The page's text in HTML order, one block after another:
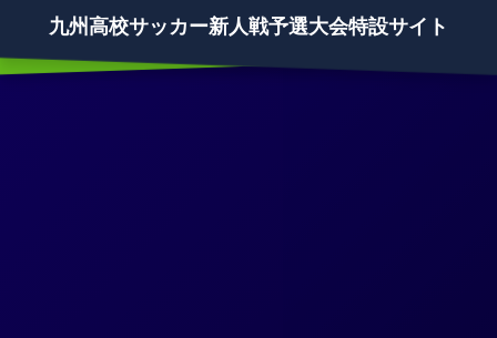
九州高校サッカー新人戦予選大会特設サイト